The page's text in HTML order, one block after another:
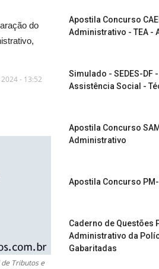
do
- 13:52
Tributos e
Apostila Concurso
Administrativo - TEA -
Simulado - SEDES-DF
Assistência Social -
Apostila Concurso
Administrativo
Apostila Concurso PM-
Caderno de Questões
Administrativo da
Gabaritadas